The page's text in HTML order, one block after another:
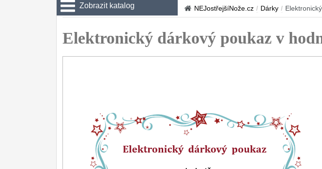
Zobrazit katalog
Zavírací nože
Nože SEBURO
Nože Tojiro
Nože Samura
NEJostřejšíNože.cz / Dárky /
Elektronický dárkový poukaz v